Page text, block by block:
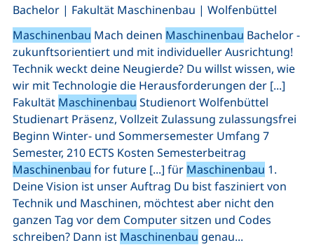
Bachelor, | Fakultät Maschinenbau | Wolfenbüttel
Maschinenbau Mach deinen Maschinenbau Bachelor -
zukunftsorientiert und mit individueller Ausrichtung!
Technik weckt deine Neugierde? Du willst wissen, wie
wir mit Technologie die Herausforderungen der [...]
Fakultät Maschinenbau Studienort Wolfenbüttel
Studienart Präsenz, Vollzeit Zulassung zulassungsfrei
Beginn Winter- und Sommersemester Umfang 7
Semester, 210 ECTS Kosten Semesterbeitrag
Maschinenbau for future [...] für Maschinenbau 1.
Deine Vision ist unser Auftrag Du bist fasziniert von
Technik und Maschinen, möchtest aber nicht den
ganzen Tag vor dem Computer sitzen und Codes
schreiben? Dann ist Maschinenbau genau...